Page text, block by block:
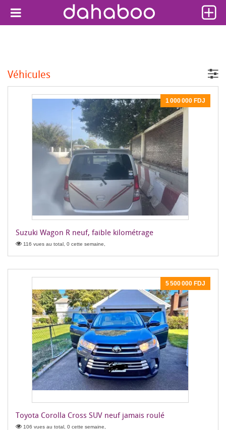
Véhicules
1 000 000 FDJ
Suzuki Wagon R neuf, faible kilométrage
116 vues au total, 0 cette semaine,
5 500 000 FDJ
Toyota Corolla Cross SUV neuf jamais roulé
106 vues au total, 0 cette semaine,